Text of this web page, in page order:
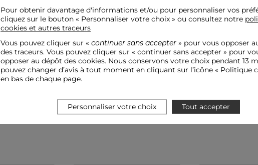
Pour obtenir davantage d'informations et/ou pour personnaliser vos
cliquez sur le bouton « Personnaliser votre choix » ou consultez notre
cookies et autres traceurs
Vous pouvez cliquer sur « continuer sans accepter » pour vous opposer
des traceurs. Vous pouvez cliquer sur « continuer sans accepter » pour
opposer au dépôt des cookies. Nous conservons votre choix pendant 13
pouvez changer d’avis à tout moment en cliquant sur l’icône « Politique
en bas de chaque page.
Personnaliser votre choix Tout accepter